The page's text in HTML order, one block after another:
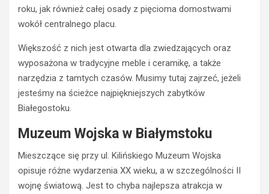
roku, jak również całej osady z pięcioma domostwami
wokół centralnego placu.
Większość z nich jest otwarta dla zwiedzających oraz
wyposażona w tradycyjne meble i ceramikę, a także
narzędzia z tamtych czasów. Musimy tutaj zajrzeć, jeżeli
jesteśmy na ścieżce najpiękniejszych zabytków
Białegostoku.
Muzeum Wojska w Białymstoku
Mieszczące się przy ul. Kilińskiego Muzeum Wojska
opisuje różne wydarzenia XX wieku, a w szczególności II
wojnę światową. Jest to chyba najlepsza atrakcja w